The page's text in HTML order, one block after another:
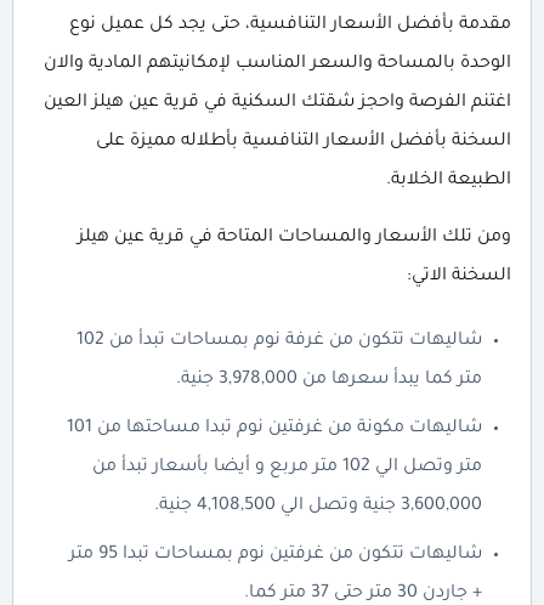
مقدمة بأفضل الأسعار التنافسية، حتى يجد كل عميل نوع
الوحدة بالمساحة والسعر المناسب لإمكانيتهم المادية والان
اغتنم الفرصة واحجز شقتك السكنية في قرية عين هيلز العين
السخنة بأفضل الأسعار التنافسية بأطلاله مميزة على
الطبيعة الخلابة.
ومن تلك الأسعار والمساحات المتاحة في قرية عين هيلز
السخنة الاتي:
شاليهات تتكون من غرفة نوم بمساحات تبدأ من 102
متر كما يبدأ سعرها من 3,978,000 جنية.
شاليهات مكونة من غرفتين نوم تبدا مساحتها من 101
متر وتصل الي 102 متر مربع و أيضا بأسعار تبدأ من
3,600,000 جنية وتصل الي 4,108,500 جنية.
شاليهات تتكون من غرفتين نوم بمساحات تبدا 95 متر
+ جاردن 30 متر حتى 37 متر كما.